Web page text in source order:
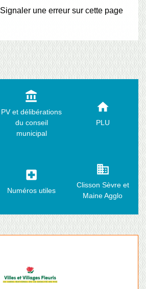
Signaler une erreur sur cette page
account_balance
PV et délibérations
du conseil
municipal
home
PLU
local_hospital
Numéros utiles
business
Clisson Sèvre et
Maine Agglo